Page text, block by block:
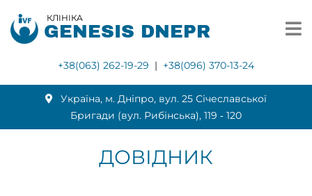
КЛІНІКА
GENESIS DNEPR
+38(063) 262-19-29 | +38(096) 370-13-24
Українa, м. Дніпро, вул. 25 Січеславської
Бригади (вул. Рибінська), 119 ‑ 120
ДОВІДНИК